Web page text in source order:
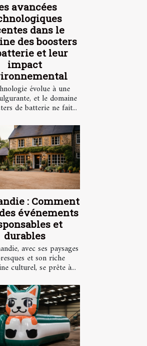
avancées
dans le
des boosters
et leur
impact
évolue à une
et le domaine
de batterie ne fait...
: Comment
événements
et
durables
avec ses paysages
et son riche
culturel, se prête à...